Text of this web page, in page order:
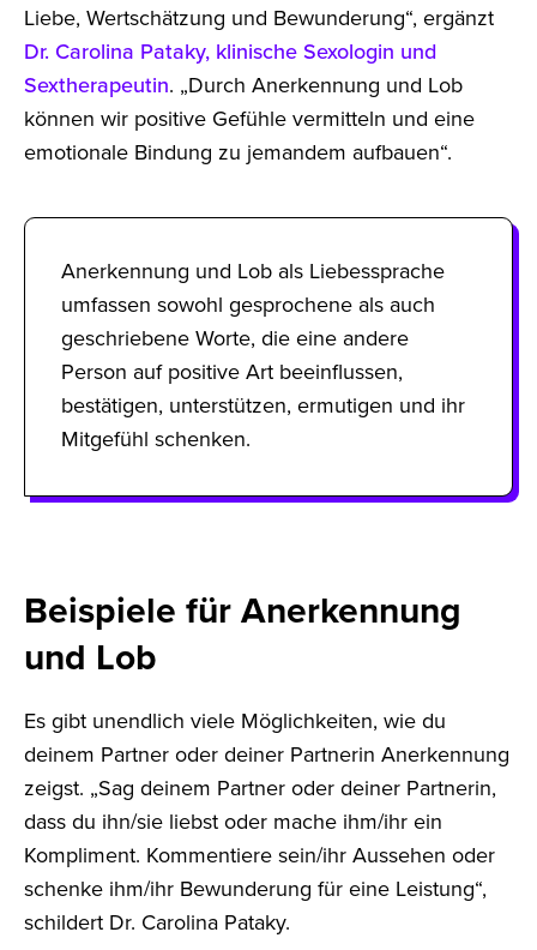
Liebe, Wertschätzung und Bewunderung“, ergänzt
Dr. Carolina Pataky, klinische Sexologin und
Sextherapeutin. „Durch Anerkennung und Lob
können wir positive Gefühle vermitteln und eine
emotionale Bindung zu jemandem aufbauen“.
Anerkennung und Lob als Liebessprache
umfassen sowohl gesprochene als auch
geschriebene Worte, die eine andere
Person auf positive Art beeinflussen,
bestätigen, unterstützen, ermutigen und ihr
Mitgefühl schenken.
Beispiele für Anerkennung
und Lob
Es gibt unendlich viele Möglichkeiten, wie du
deinem Partner oder deiner Partnerin Anerkennung
zeigst. „Sag deinem Partner oder deiner Partnerin,
dass du ihn/sie liebst oder mache ihm/ihr ein
Kompliment. Kommentiere sein/ihr Aussehen oder
schenke ihm/ihr Bewunderung für eine Leistung“,
schildert Dr. Carolina Pataky.